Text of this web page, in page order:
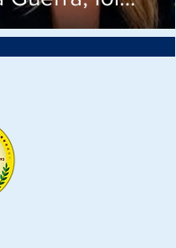
e será,
Social.